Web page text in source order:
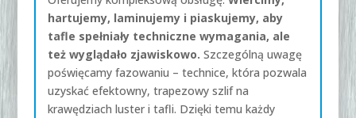
hartujemy, laminujemy i piaskujemy, aby
tafle spełniały techniczne wymagania, ale
też wyglądało zjawiskowo. Szczególną uwagę
poświęcamy fazowaniu – technice, która pozwala
uzyskać efektowny, trapezowy szlif na
krawędziach luster i tafli. Dzięki temu każdy